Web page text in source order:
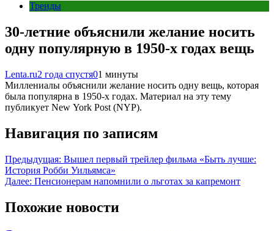
Тренды
30-летние объяснили желание носить
одну популярную в 1950-х годах вещь
Lenta.ru2 года спустя01 минуты
Миллениалы объяснили желание носить одну вещь, которая
была популярна в 1950-х годах. Материал на эту тему
публикует New York Post (NYP).
Навигация по записям
Предыдущая: Вышел первый трейлер фильма «Быть лучше:
История Робби Уильямса»
Далее: Пенсионерам напомнили о льготах за капремонт
Похожие новости